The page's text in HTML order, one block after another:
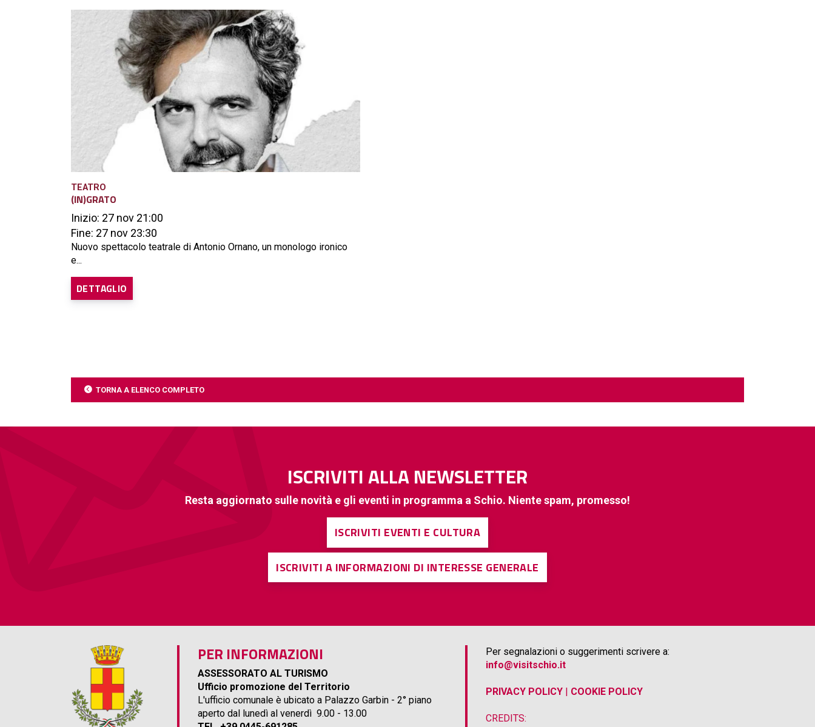
TEATRO
(IN)GRATO
Inizio: 27 nov 21:00
Fine: 27 nov 23:30
Nuovo spettacolo teatrale di Antonio Ornano, un monologo ironico
e...
DETTAGLIO
TORNA A ELENCO COMPLETO
ISCRIVITI ALLA NEWSLETTER
Resta aggiornato sulle novità e gli eventi in programma a Schio. Niente spam, promesso!
ISCRIVITI EVENTI E CULTURA
ISCRIVITI A INFORMAZIONI DI INTERESSE GENERALE
PER INFORMAZIONI
ASSESSORATO AL TURISMO
Ufficio promozione del Territorio
L'ufficio comunale è ubicato a Palazzo Garbin - 2° piano
aperto dal lunedì al venerdì 9.00 - 13.00
Per segnalazioni o suggerimenti scrivere a:
info@visitschio.it
PRIVACY POLICY | COOKIE POLICY
CREDITS: